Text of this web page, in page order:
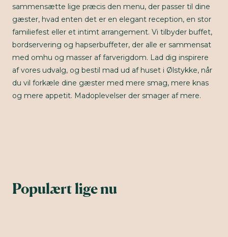
sammensætte lige præcis den menu, der passer til dine
gæster, hvad enten det er en elegant reception, en stor
familiefest eller et intimt arrangement. Vi tilbyder buffet,
bordservering og hapserbuffeter, der alle er sammensat
med omhu og masser af farverigdom. Lad dig inspirere
af vores udvalg, og bestil mad ud af huset i Ølstykke, når
du vil forkæle dine gæster med mere smag, mere knas
og mere appetit. Madoplevelser der smager af mere.
Populært lige nu